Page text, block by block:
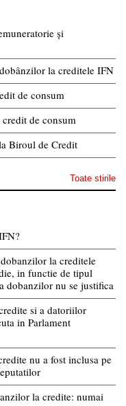
și
la creditele IFN
de consum
de consum
Biroul de Credit
Toate stirile
la creditele
in functie de tipul
dobanzilor nu se justifica
si a datoriilor
in Parlament
nu a fost inclusa pe
la credite: numai